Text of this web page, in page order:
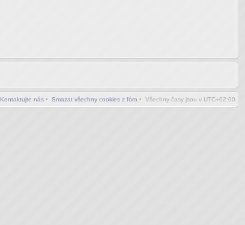
• Všechny časy jsou v UTC+02:00
• Smazat všechny cookies z fóra
Kontaktujte nás